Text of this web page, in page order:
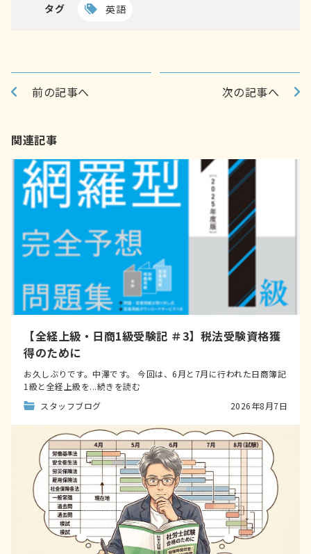
タグ 英語
前の記事へ 次の記事へ
関連記事
【全経上級・日商1級受験記 ＃3】税法受験資格獲
得のために
お久しぶりです。中澤です。 今回は、6月と7月に行われた日商簿記
1級と全経上級を...続きを読む
スタッフブログ
2026年8月7日